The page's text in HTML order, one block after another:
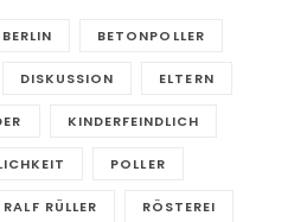
BERLIN BETONPOLLER
DISKUSSION ELTERN
KINDERFEINDLICH
POLLER
RALF RÜLLER RÖSTEREI